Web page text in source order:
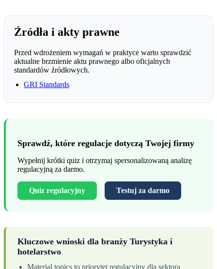
Źródła i akty prawne
Przed wdrożeniem wymagań w praktyce warto sprawdzić
aktualne brzmienie aktu prawnego albo oficjalnych
standardów źródłowych.
GRI Standards
Sprawdź, które regulacje dotyczą Twojej firmy
Wypełnij krótki quiz i otrzymaj spersonalizowaną analizę
regulacyjną za darmo.
Quiz regulacyjny Testuj za darmo
Kluczowe wnioski dla branży Turystyka i
hotelarstwo
Material topics to priorytet regulacyjny dla sektora